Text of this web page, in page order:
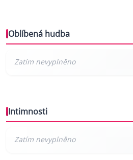
Oblíbená hudba
Intimnosti